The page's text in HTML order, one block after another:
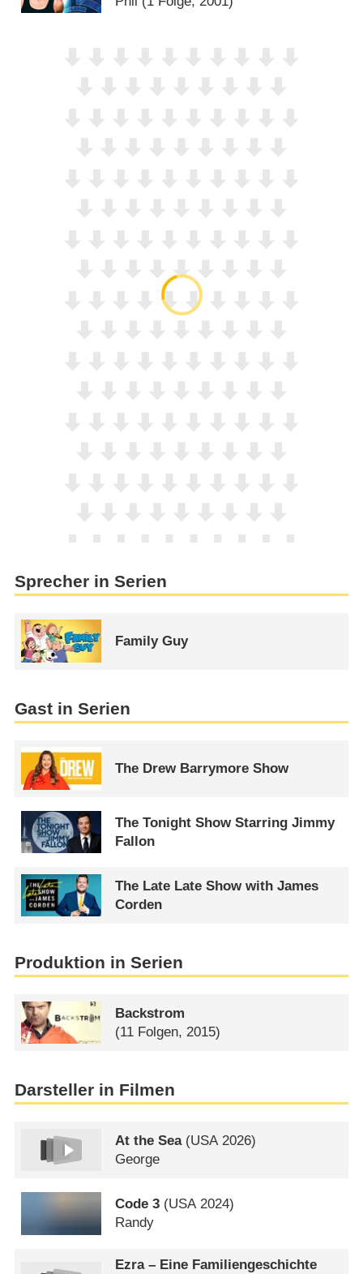
Sprecher in Serien
Family Guy
Gast in Serien
The Drew Barrymore Show
The Tonight Show Starring Jimmy
Fallon
The Late Late Show with James
Corden
Produktion in Serien
Backstrom
(11 Folgen, 2015)
Darsteller in Filmen
At the Sea(USA2026)
George
Code 3 (USA2024)
Randy
Ezra – Eine Familiengeschichte